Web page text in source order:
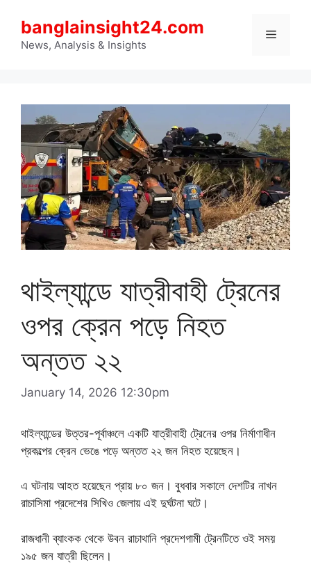
content
banglainsight24.com
News, Analysis & Insights
Menu
থাইল্যান্ডে যাত্রীবাহী ট্রেনের
ওপর ক্রেন পড়ে নিহত
অন্তত ২২
January 14, 2026 12:30pm
থাইল্যান্ডের উত্তর-পূর্বাঞ্চলে একটি যাত্রীবাহী ট্রেনের ওপর নির্মাণাধীন
প্রকল্পের ক্রেন ভেঙে পড়ে অন্তত ২২ জন নিহত হয়েছেন।
এ ঘটনায় আহত হয়েছেন প্রায় ৮০ জন। বুধবার সকালে দেশটির নাখন
রাচাসিমা প্রদেশের সিখিও জেলায় এই দুর্ঘটনা ঘটে।
রাজধানী ব্যাংকক থেকে উবন রাচাথানি প্রদেশগামী ট্রেনটিতে ওই সময়
১৯৫ জন যাত্রী ছিলেন।